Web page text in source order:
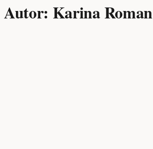
Autor: Karina Roman